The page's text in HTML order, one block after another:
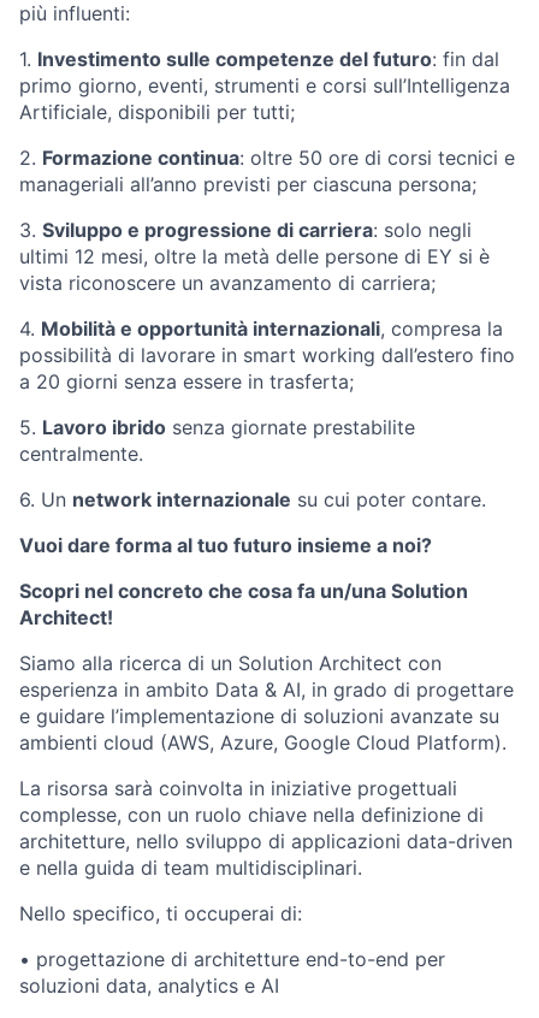
più influenti:
1. Investimento sulle competenze del futuro: fin dal
primo giorno, eventi, strumenti e corsi sull’Intelligenza
Artificiale, disponibili per tutti;
2. Formazione continua: oltre 50 ore di corsi tecnici e
manageriali all’anno previsti per ciascuna persona;
3. Sviluppo e progressione di carriera: solo negli
ultimi 12 mesi, oltre la metà delle persone di EY si è
vista riconoscere un avanzamento di carriera;
4. Mobilità e opportunità internazionali, compresa la
possibilità di lavorare in smart working dall’estero fino
a 20 giorni senza essere in trasferta;
5. Lavoro ibrido senza giornate prestabilite
centralmente.
6. Un network internazionale su cui poter contare.
Vuoi dare forma al tuo futuro insieme a noi?
Scopri nel concreto che cosa fa un/una Solution
Architect!
Siamo alla ricerca di un Solution Architect con
esperienza in ambito Data & AI, in grado di progettare
e guidare l’implementazione di soluzioni avanzate su
ambienti cloud (AWS, Azure, Google Cloud Platform).
La risorsa sarà coinvolta in iniziative progettuali
complesse, con un ruolo chiave nella definizione di
architetture, nello sviluppo di applicazioni data-driven
e nella guida di team multidisciplinari.
Nello specifico, ti occuperai di:
• progettazione di architetture end-to-end per
soluzioni data, analytics e AI